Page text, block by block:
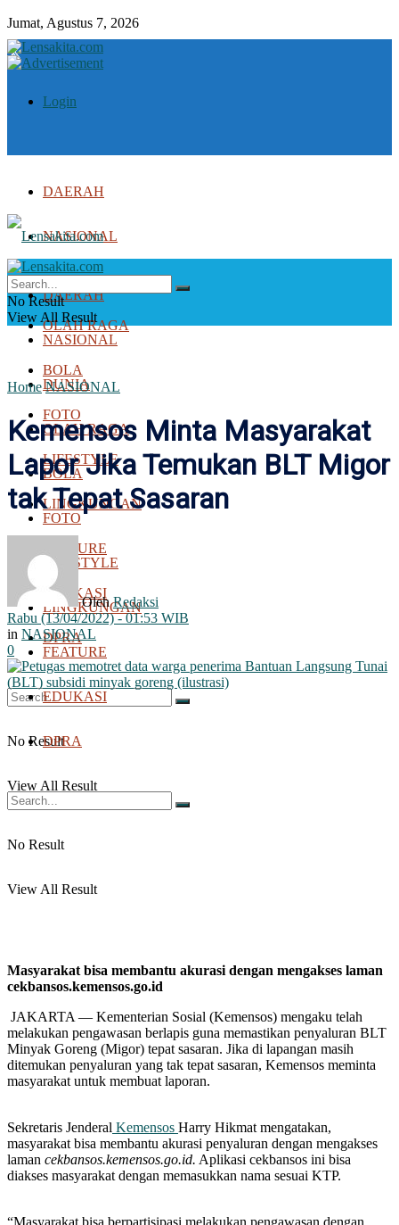
Jumat, Agustus 7, 2026
Login
DAERAH
NASIONAL
DUNIA
OLAH RAGA
BOLA
FOTO
LIFESTYLE
LINGKUNGAN
FEATURE
EDUKASI
DPRA
No Result
View All Result
DAERAH
NASIONAL
DUNIA
OLAH RAGA
BOLA
FOTO
LIFESTYLE
LINGKUNGAN
FEATURE
EDUKASI
DPRA
No Result
View All Result
No Result
View All Result
Home NASIONAL
Kemensos Minta Masyarakat
Lapor Jika Temukan BLT Migor
tak Tepat Sasaran
Oleh Redaksi
Rabu (13/04/2022) - 01:53 WIB
in NASIONAL
0
Masyarakat bisa membantu akurasi dengan mengakses laman
cekbansos.kemensos.go.id
JAKARTA — Kementerian Sosial (Kemensos) mengaku telah
melakukan pengawasan berlapis guna memastikan penyaluran BLT
Minyak Goreng (Migor) tepat sasaran. Jika di lapangan masih
ditemukan penyaluran yang tak tepat sasaran, Kemensos meminta
masyarakat untuk membuat laporan.
Sekretaris Jenderal Kemensos Harry Hikmat mengatakan,
masyarakat bisa membantu akurasi penyaluran dengan mengakses
laman cekbansos.kemensos.go.id. Aplikasi cekbansos ini bisa
diakses masyarakat dengan memasukkan nama sesuai KTP.